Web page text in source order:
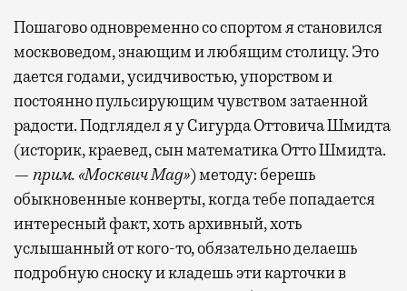
Пошагово одновременно со спортом я становился
москвоведом, знающим и любящим столицу. Это
дается годами, усидчивостью, упорством и
постоянно пульсирующим чувством затаенной
радости. Подглядел я у Сигурда Оттовича Шмидта
(историк, краевед, сын математика Отто Шмидта.
— прим.«Москвич Mag») методу: берешь
обыкновенные конверты, когда тебе попадается
интересный факт, хоть архивный, хоть
услышанный от кого-то, обязательно делаешь
подробную сноску и кладешь эти карточки в